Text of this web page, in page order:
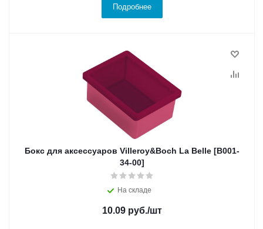
Подробнее
Бокс для аксессуаров Villeroy&Boch La Belle [B001-
34-00]
На складе
10.09 руб./шт